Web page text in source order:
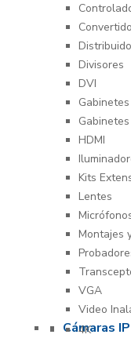
Divisores
DVI
HDMI
Kits
Lentes
Montajes
VGA
Video
Cámaras
4K